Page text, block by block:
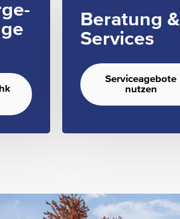
Beratung &
Services
Serviceagebote
nutzen